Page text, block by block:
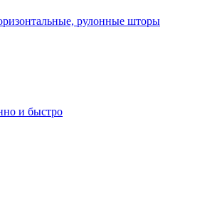
рулонные шторы
и быстро